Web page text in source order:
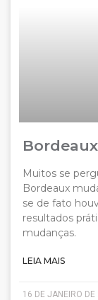
Muitos se
Bordeaux
se de fato
resultados
mudanças.
LEIA MAIS
16 DE JANEIRO DE